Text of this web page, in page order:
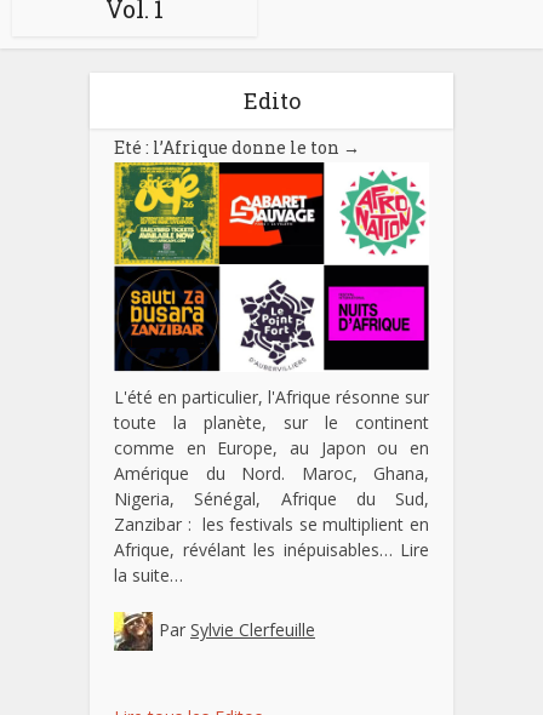
Vol. 1
Edito
Eté : l’Afrique donne le ton →
L'été en particulier, l'Afrique résonne sur
toute la planète, sur le continent
comme en Europe, au Japon ou en
Amérique du Nord. Maroc, Ghana,
Nigeria, Sénégal, Afrique du Sud,
Zanzibar : les festivals se multiplient en
Afrique, révélant les inépuisables… Lire
la suite…
Par Sylvie Clerfeuille